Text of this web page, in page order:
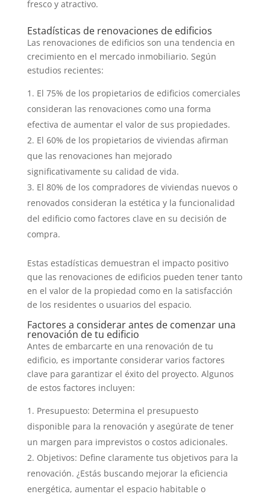
fresco y atractivo.
Estadísticas de renovaciones de edificios
Las renovaciones de edificios son una tendencia en
crecimiento en el mercado inmobiliario. Según
estudios recientes:
El 75% de los propietarios de edificios comerciales
consideran las renovaciones como una forma
efectiva de aumentar el valor de sus propiedades.
El 60% de los propietarios de viviendas afirman
que las renovaciones han mejorado
significativamente su calidad de vida.
El 80% de los compradores de viviendas nuevos o
renovados consideran la estética y la funcionalidad
del edificio como factores clave en su decisión de
compra.
Estas estadísticas demuestran el impacto positivo
que las renovaciones de edificios pueden tener tanto
en el valor de la propiedad como en la satisfacción
de los residentes o usuarios del espacio.
Factores a considerar antes de comenzar una
renovación de tu edificio
Antes de embarcarte en una renovación de tu
edificio, es importante considerar varios factores
clave para garantizar el éxito del proyecto. Algunos
de estos factores incluyen:
Presupuesto: Determina el presupuesto
disponible para la renovación y asegúrate de tener
un margen para imprevistos o costos adicionales.
Objetivos: Define claramente tus objetivos para la
renovación. ¿Estás buscando mejorar la eficiencia
energética, aumentar el espacio habitable o